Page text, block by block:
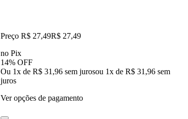
Preço R$ 27,49R$ 27,49
no Pix
14% OFF
Ou 1x de R$ 31,96 sem jurosou 1x de R$ 31,96 sem
juros
Ver opções de pagamento